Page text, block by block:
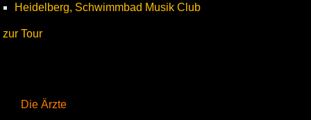
Die Ärzte
Heidelberg, Schwimmbad Musik Club
zur Tour